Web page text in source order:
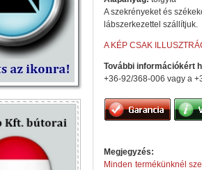
A szekrényeket és
lábszerkezettel szállítjuk.
A KÉP CSAK
További információkért
+36-92/368-006 vagy a
Megjegyzés:
Minden termékünknél